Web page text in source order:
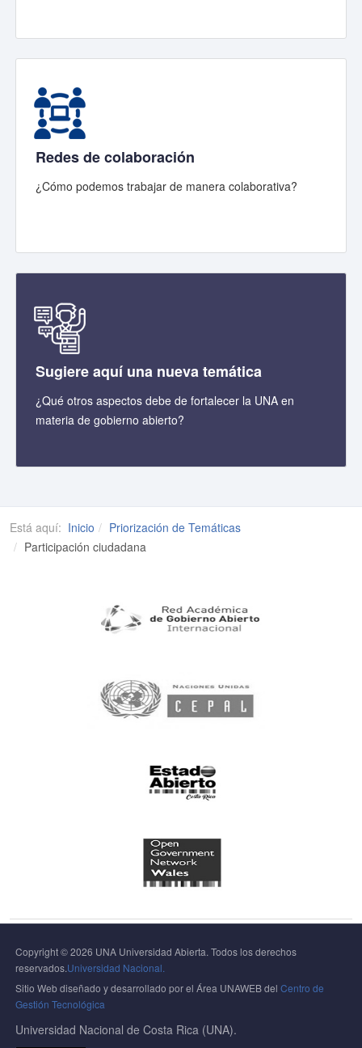
Redes de colaboración
¿Cómo podemos trabajar de manera colaborativa?
Sugiere aquí una nueva temática
¿Qué otros aspectos debe de fortalecer la UNA en
materia de gobierno abierto?
Está aquí: Inicio
Priorización de Temáticas
Participación ciudadana
Copyright © 2026 UNA Universidad Abierta. Todos los derechos
reservados.Universidad Nacional.
Sitio Web diseñado y desarrollado por el Área UNAWEB del Centro de
Gestión Tecnológica
Universidad Nacional de Costa Rica (UNA).